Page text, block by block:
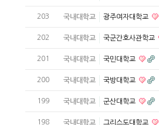
203 국내대학교 광주여자대학교
202 국내대학교 국군간호사관학교
201 국내대학교 국민대학교
200 국내대학교 국방대학교
199 국내대학교 군산대학교
198 국내대학교 그리스도대학교